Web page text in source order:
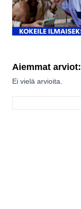
Aiemmat arviot:
Ei vielä arvioita.